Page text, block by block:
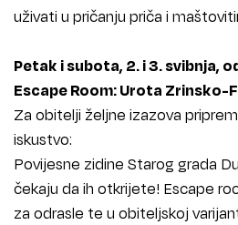
uživati u pričanju priča i
Petak i subota, 2. i 3. svibnja,
Escape Room: Urota Zrinsko-
Za obitelji željne izazova
iskustvo:
Povijesne zidine Starog grada
čekaju da ih otkrijete! Escape
za odrasle te u obiteljskoj